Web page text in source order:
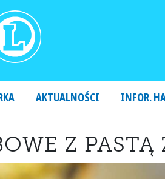
AKTUALNOŚCI INFOR.
Z